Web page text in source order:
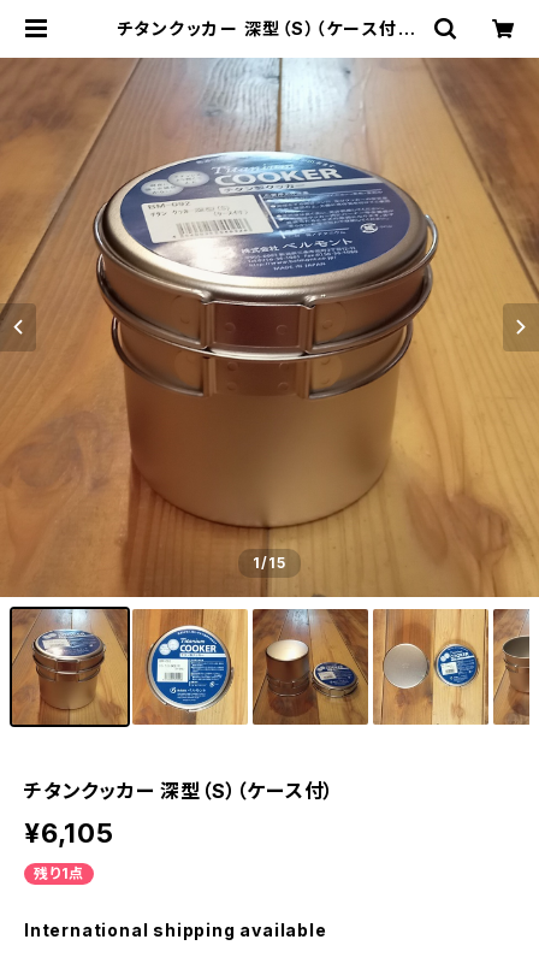
チタンクッカー 深型（S）（ケース付） |
1/15
チタンクッカー 深型（S）（ケース付）
¥6,105
残り1点
International shipping available